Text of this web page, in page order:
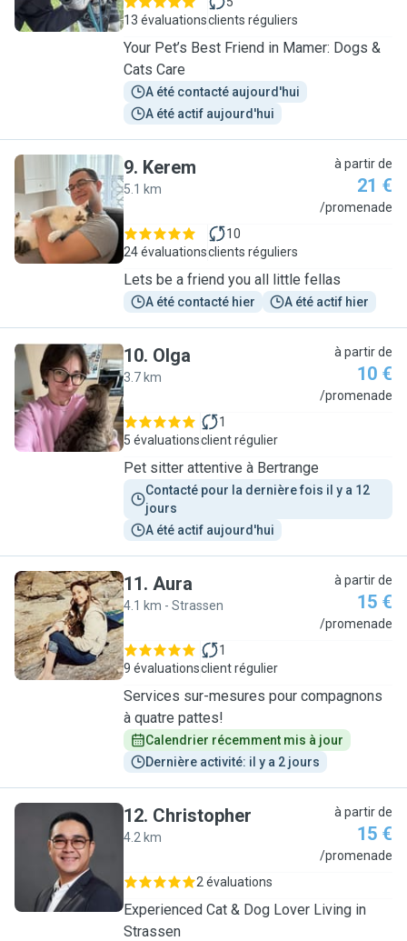
13 évaluationsclients réguliers
Your Pet’s Best Friend in Mamer: Dogs &
Cats Care
A été contacté aujourd'hui
A été actif aujourd'hui
K
9. Kerem
5.1 km
à partir de
21 €
/promenade
24 évaluations
10
clients réguliers
Lets be a friend you all little fellas
A été contacté hier A été actif hier
O
10. Olga
3.7 km
à partir de
10 €
/promenade
5 évaluations
1
client régulier
Pet sitter attentive à Bertrange
Contacté pour la dernière fois il y a 12
jours
A été actif aujourd'hui
A
11. Aura
4.1 km - Strassen
à partir de
15 €
/promenade
9 évaluations
1
client régulier
Services sur-mesures pour compagnons
à quatre pattes!
Calendrier récemment mis à jour
Dernière activité: il y a 2 jours
C
12. Christopher
4.2 km
à partir de
15 €
/promenade
2 évaluations
Experienced Cat & Dog Lover Living in
Strassen